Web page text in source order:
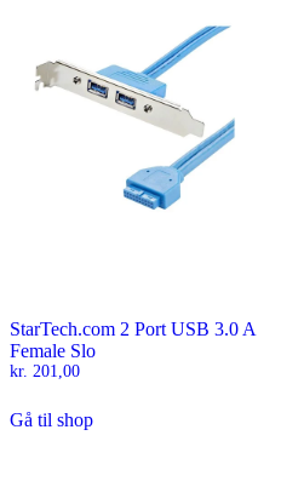
StarTech.com 2 Port USB 3.0 A
Female Slo
kr. 201,00
Gå til shop